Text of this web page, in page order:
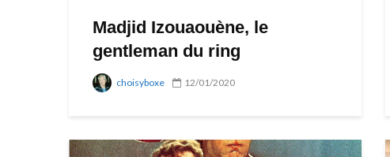
Madjid Izouaouène, le
gentleman du ring
choisyboxe 12/01/2020